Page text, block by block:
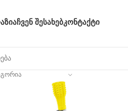
ᲩᲕᲔᲜ ᲨᲔᲡᲐᲮᲔᲑᲙᲝᲜᲢᲐᲥᲢᲘ